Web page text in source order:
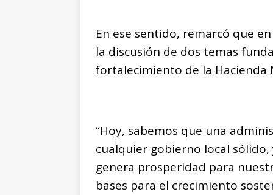
En ese sentido, remarcó que
la discusión de dos temas
fortalecimiento de la Hacienda
“Hoy, sabemos que una
cualquier gobierno local
genera prosperidad para
bases para el crecimiento